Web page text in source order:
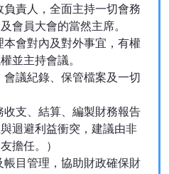
責人，全面主持一切會務
會員大會的當然主席。
會對內及對外事宜，有權
並主持會議。
議紀錄、保管檔案及一切
支、結算、編製財務報告
迴避利益衝突，建議由非
擔任。）
目管理，協助財政確保財